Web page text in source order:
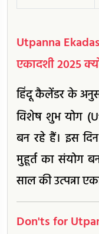
Utpanna
एकादशी 2025
हिंदू कैलेंडर के
विशेष शुभ योग
बन रहे हैं। इस दिन
मुहूर्त का संयोग
साल की उत्पन्ना
Don'ts for